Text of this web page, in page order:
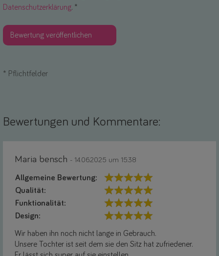
Datenschutzerklärung. *
* Pflichtfelder
Bewertungen und Kommentare:
Maria bensch - 14.06.2025 um 15:38
Allgemeine Bewertung:
Qualität:
Funktionalität:
Design:
Wir haben ihn noch nicht lange in Gebrauch.
Unsere Tochter ist seit dem sie den Sitz hat zufriedener.